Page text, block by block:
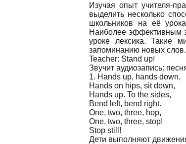
Изучая опыт учителя-
выделить несколько
школьников на её
Наиболее эффективным
уроке лексика. Такие
запоминанию новых слов.
Teacher: Stand up!
Звучит аудиозапись:
1. Hands up, hands down,
Hands on hips, sit down,
Hands up. To the sides,
Bend left, bend right.
One, two, three, hop,
One, two, three, stop!
Stop still!
Дети выполняют